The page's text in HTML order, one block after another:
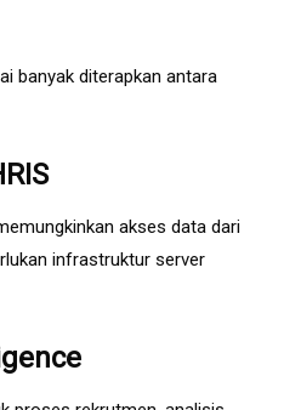
banyak diterapkan antara
akses data dari
infrastruktur server